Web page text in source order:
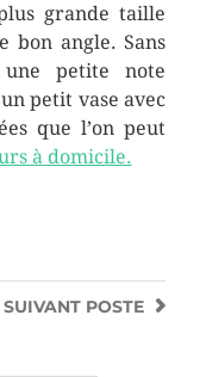
grande taille
bon angle. Sans
petite note
petit vase avec
que l’on peut
à domicile.
POSTE